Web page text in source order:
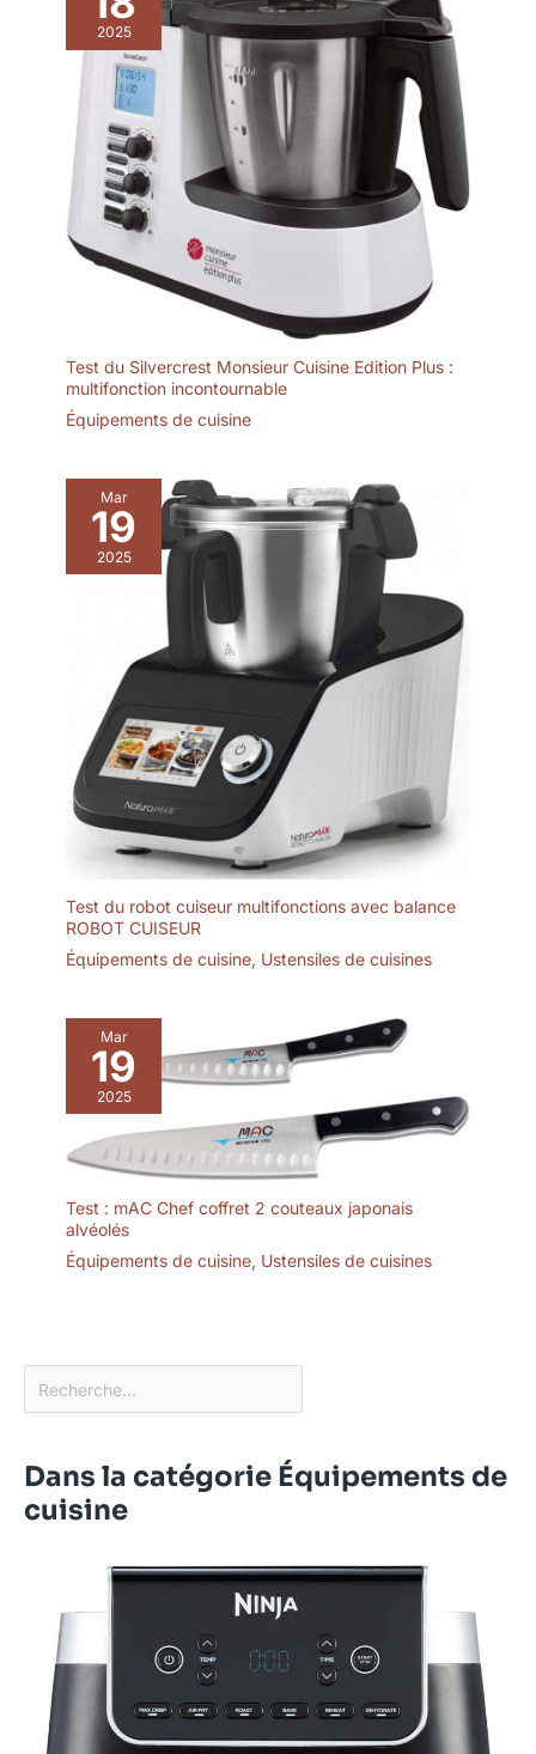
2025
Test du Silvercrest Monsieur Cuisine Edition Plus :
multifonction incontournable
Équipements de cuisine
Mar
19
2025
Test du robot cuiseur multifonctions avec balance
ROBOT CUISEUR
Équipements de cuisine, Ustensiles de cuisines
Mar
19
2025
Test : mAC Chef coffret 2 couteaux japonais
alvéolés
Équipements de cuisine, Ustensiles de cuisines
Dans la catégorie Équipements de
cuisine